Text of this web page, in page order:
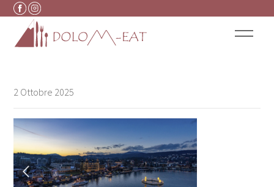
Vai al contenuto
2 Ottobre 2025